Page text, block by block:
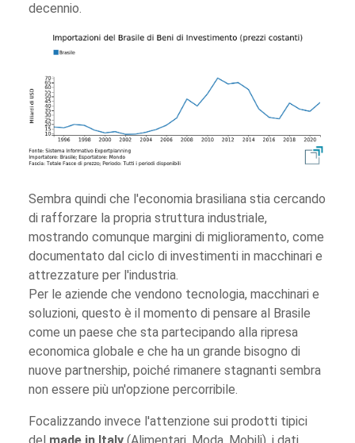
decennio.
Sembra quindi che l'economia brasiliana stia cercando
di rafforzare la propria struttura industriale,
mostrando comunque margini di miglioramento, come
documentato dal ciclo di investimenti in macchinari e
attrezzature per l'industria.
Per le aziende che vendono tecnologia, macchinari e
soluzioni, questo è il momento di pensare al Brasile
come un paese che sta partecipando alla ripresa
economica globale e che ha un grande bisogno di
nuove partnership, poiché rimanere stagnanti sembra
non essere più un'opzione percorribile.
Focalizzando invece l'attenzione sui prodotti tipici
del made in Italy (Alimentari, Moda, Mobili), i dati